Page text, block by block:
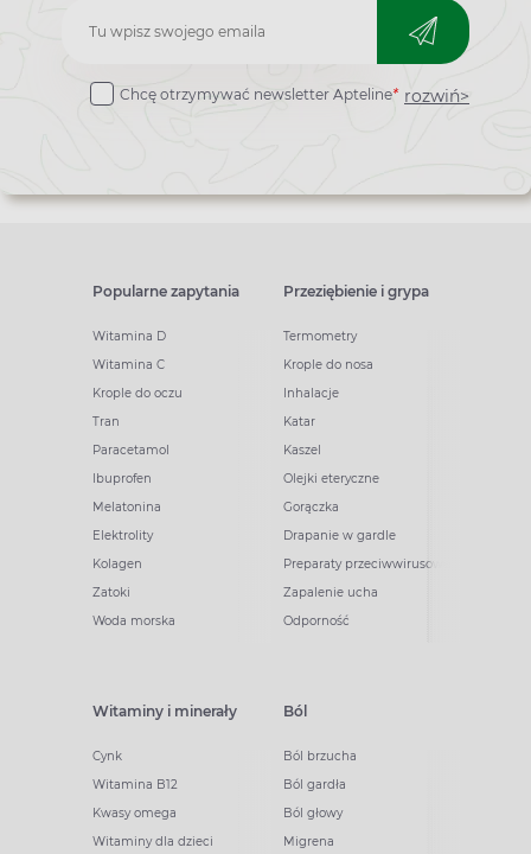
Zapisz
do
Chcę otrzymywać newsletter Apteline* rozwiń>
Popularne zapytania
Witamina D
Witamina C
Krople do oczu
Tran
Paracetamol
Ibuprofen
Melatonina
Elektrolity
Kolagen
Zatoki
Woda morska
Przeziębienie i grypa
Termometry
Krople do nosa
Inhalacje
Katar
Kaszel
Olejki eteryczne
Gorączka
Drapanie w gardle
Preparaty przeciwwirusowe
Zapalenie ucha
Odporność
Witaminy i minerały
Cynk
Witamina B12
Kwasy omega
Witaminy dla dzieci
Ból
Ból brzucha
Ból gardła
Ból głowy
Migrena